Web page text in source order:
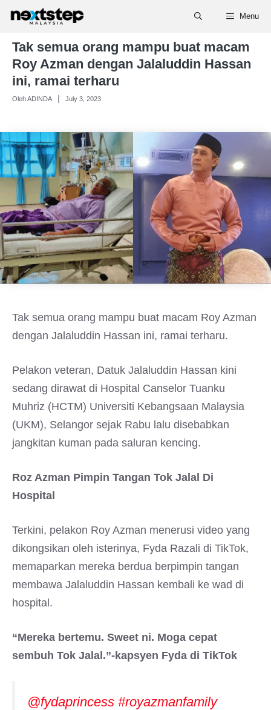
Skip
content
Menu
Tak semua orang mampu buat macam
Roy Azman dengan Jalaluddin Hassan
ini, ramai terharu
Oleh ADINDA July 3, 2023
Tak semua orang mampu buat macam Roy Azman
dengan Jalaluddin Hassan ini, ramai terharu.
Pelakon veteran, Datuk Jalaluddin Hassan kini
sedang dirawat di Hospital Canselor Tuanku
Muhriz (HCTM) Universiti Kebangsaan Malaysia
(UKM), Selangor sejak Rabu lalu disebabkan
jangkitan kuman pada saluran kencing.
Roz Azman Pimpin Tangan Tok Jalal Di
Hospital
Terkini, pelakon Roy Azman menerusi video yang
dikongsikan oleh isterinya, Fyda Razali di TikTok,
memaparkan mereka berdua berpimpin tangan
membawa Jalaluddin Hassan kembali ke wad di
hospital.
“Mereka bertemu. Sweet ni. Moga cepat
sembuh Tok Jalal.”-kapsyen Fyda di TikTok
@fydaprincess #royazmanfamily